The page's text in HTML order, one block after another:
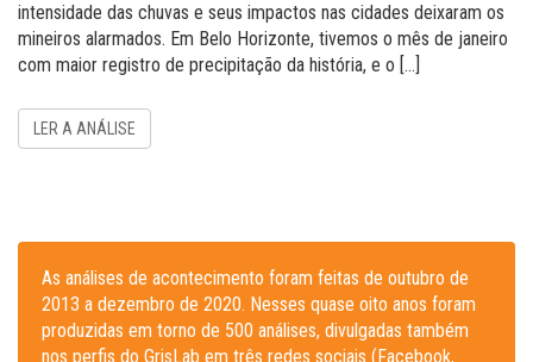
intensidade das chuvas e seus impactos nas cidades deixaram os
mineiros alarmados. Em Belo Horizonte, tivemos o mês de janeiro
com maior registro de precipitação da história, e o […]
LER A ANÁLISE
As análises de acontecimento foram feitas de outubro de
2013 a dezembro de 2020. Nesses quase oito anos foram
produzidas em torno de 500 análises, divulgadas também
nos perfis do GrisLab em três redes sociais (Facebook,